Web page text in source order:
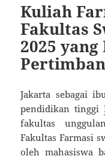
Kuliah
Fakultas
2025
Jakarta sebagai
pendidikan tinggi
fakultas
Fakultas Farmasi
oleh mahasiswa